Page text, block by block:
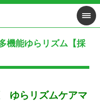
機能ゆらリズム【採
ゆらリズムケアマ